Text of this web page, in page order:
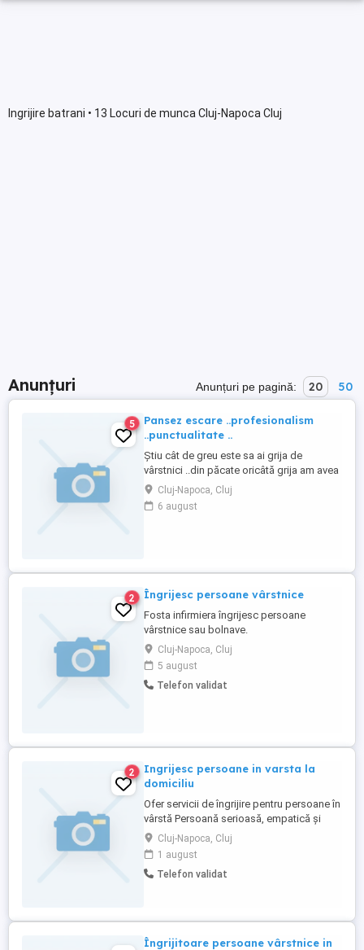
Ingrijire batrani • 13 Locuri de munca Cluj-Napoca Cluj
Anunțuri Anunțuri pe pagină: 20 50
5
Pansez escare ..profesionalism
..punctualitate ..
Știu cât de greu este sa ai grija de
vârstnici ..din păcate oricâtă grija am avea
dacă sunt la pat se formează escare ..eu
sunt aici sa va ajut la dezinfectat și pansat
Cluj-Napoca, Cluj
6 august
2 Îngrijesc persoane vârstnice
Fosta infirmiera îngrijesc persoane
vârstnice sau bolnave.
Cluj-Napoca, Cluj
5 august
Telefon validat
2
Ingrijesc persoane in varsta la
domiciliu
Ofer servicii de îngrijire pentru persoane în
vârstă Persoană serioasă, empatică și
responsabilă ofer servicii de îngrijire și
sprijin pentru persoane în vârstă, la
domiciliu. Servicii oferite: - Ajutor în
activitățile zilnice (igienă personală,
Cluj-Napoca, Cluj
1 august
Telefon validat
Îngrijitoare persoane vârstnice in